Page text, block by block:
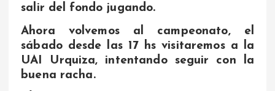
salir del fondo jugando.
Ahora volvemos al campeonato, el
sábado desde las 17 hs visitaremos a la
UAI Urquiza, intentando seguir con la
buena racha.